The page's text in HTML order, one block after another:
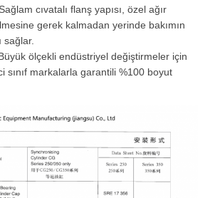
cıvatalı flanş yapısı, özel ağır
gerek kalmadan yerinde bakımın
sağlar.
ölçekli endüstriyel değiştirmeler için
sınıf markalarla garantili %100 boyut